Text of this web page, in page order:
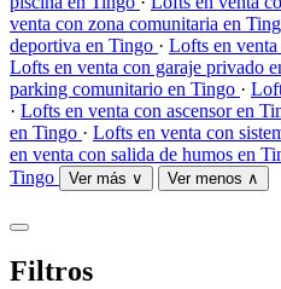
venta con zona comunitaria en
deportiva en Tingo · Lofts en
Lofts en venta con garaje privado
parking comunitario en Tingo ·
· Lofts en venta con ascensor en
en Tingo · Lofts en venta con
en venta con salida de humos en
Tingo
Ver más ∨ Ver menos ∧
Filtros